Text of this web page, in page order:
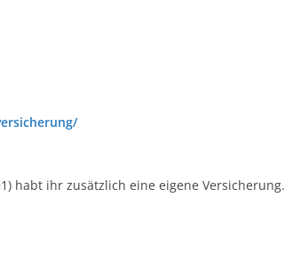
habt ihr zusätzlich eine eigene Versicherung.